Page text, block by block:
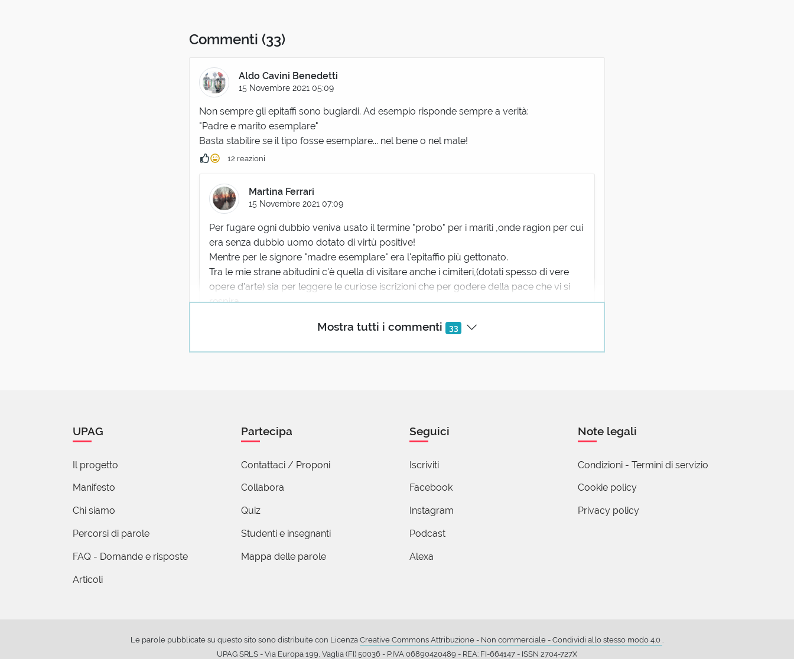
Commenti (33)
Mostra tutti i commenti 33
Aldo Cavini Benedetti
15 Novembre 2021 05:09
Non sempre gli epitaffi sono bugiardi. Ad esempio risponde sempre a verità:
"Padre e marito esemplare"
Basta stabilire se il tipo fosse esemplare... nel bene o nel male!
12 reazioni
Martina Ferrari
15 Novembre 2021 07:09
Per fugare ogni dubbio veniva usato il termine "probo" per i mariti ,onde ragion per cui
era senza dubbio uomo dotato di virtù positive!
Mentre per le signore "madre esemplare" era l'epitaffio più gettonato.
Tra le mie strane abitudini c'è quella di visitare anche i cimiteri,(dotati spesso di vere
opere d'arte) sia per leggere le curiose iscrizioni che per godere della pace che vi si
respira.
un curioso nome : FELICE PASQUA!
15 Novembre 2021 06:48
tomba di un nobiluomo si legge il seguente epitaffio: “Ebbe tutti i difetti, non ebbe nessuna
Monica Gastaldello
Enzo Prastaro
15 Novembre 2021 09:37
UPAG
Il progetto
Manifesto
Chi siamo
Percorsi di parole
FAQ - Domande e risposte
Articoli
Partecipa
Contattaci / Proponi
Collabora
Quiz
Studenti e insegnanti
Mappa delle parole
Seguici
Iscriviti
Facebook
Instagram
Podcast
Alexa
Note legali
Condizioni - Termini di servizio
Cookie policy
Privacy policy
Le parole pubblicate su questo sito sono distribuite con Licenza Creative Commons Attribuzione - Non commerciale - Condividi allo stesso modo 4.0 .
UPAG SRLS - Via Europa 199, Vaglia (FI) 50036 - P.IVA 06890420489 - REA: FI-664147 - ISSN 2704-727X